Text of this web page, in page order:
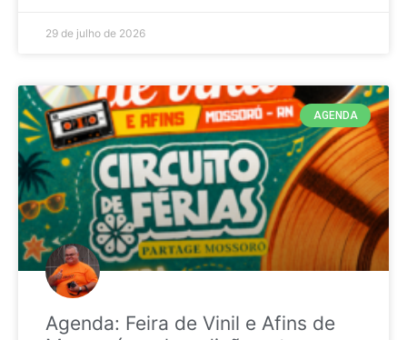
29 de julho de 2026
AGENDA
Agenda: Feira de Vinil e Afins de